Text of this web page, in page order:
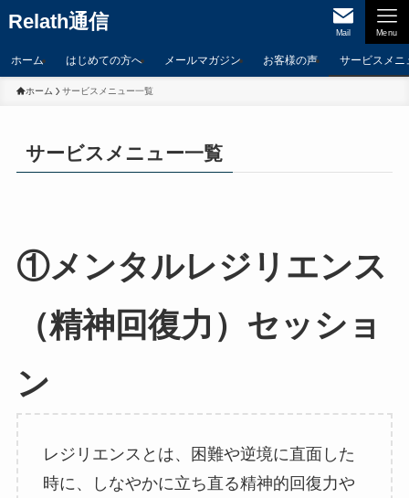
Relath通信 Mail Menu
ホーム はじめての方へ メールマガジン お客様の声 サービスメニ
ホーム サービスメニュー一覧
サービスメニュー一覧
①メンタルレジリエンス
（精神回復力）セッショ
ン
レジリエンスとは、困難や逆境に直面した
時に、しなやかに立ち直る精神的回復力や